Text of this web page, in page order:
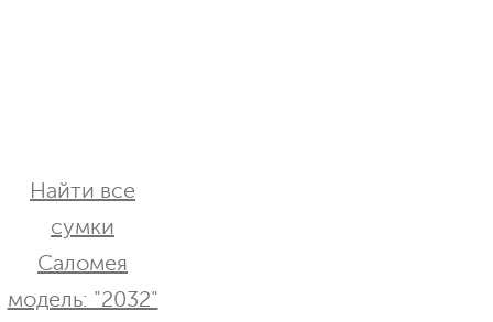
Найти все
сумки
Саломея
модель: "2032"